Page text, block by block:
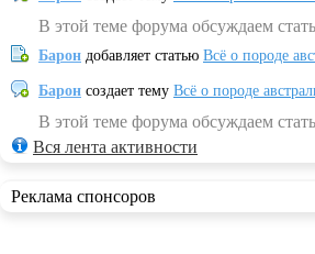
В этой теме форума обсуждаем
Барон добавляет статью Всё о породе
Барон создает тему Всё о породе
В этой теме форума обсуждаем
Вся лента активности
Реклама спонсоров